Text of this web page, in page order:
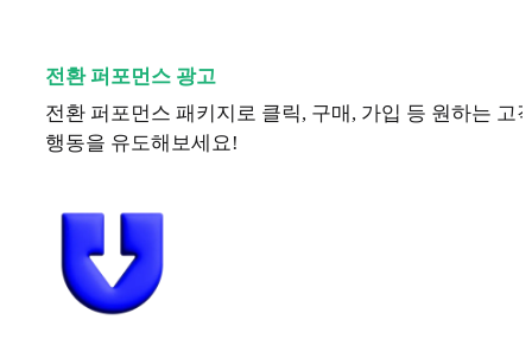
전환 퍼포먼스 광고
전환 퍼포먼스 패키지로 클릭, 구매, 가입 등 원하는 고
행동을 유도해보세요!